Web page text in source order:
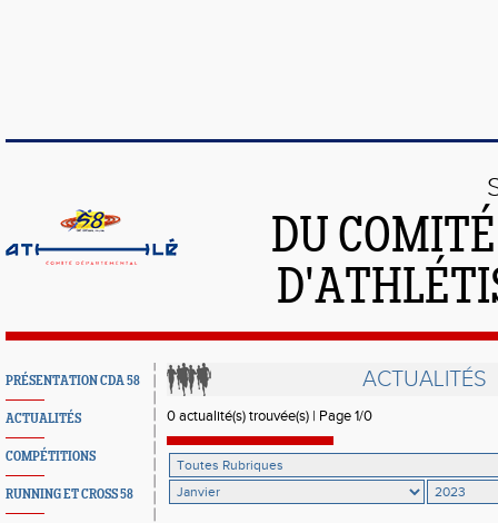
DU
PRÉSENTATION CDA 58
ACTUALITÉS
COMPÉTITIONS
RUNNING ET CROSS 58
ACTUALITÉS
0 actualité(s) trouvée(s) | Page 1/0